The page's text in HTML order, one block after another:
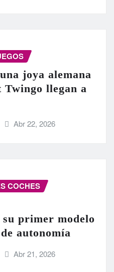
joya alemana
llegan a
Abr 22, 2026
COCHES
primer modelo
autonomía
Abr 21, 2026